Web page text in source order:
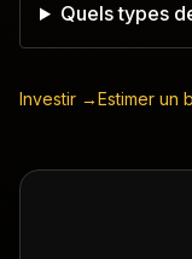
Quels types
Investir →Estimer un